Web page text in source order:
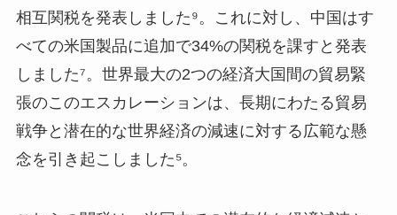
相互関税を発表しました⁹。これに対し、中国はす
べての米国製品に追加で34%の関税を課すと発表
しました⁷。世界最大の2つの経済大国間の貿易緊
張のこのエスカレーションは、長期にわたる貿易
戦争と潜在的な世界経済の減速に対する広範な懸
念を引き起こしました⁵。